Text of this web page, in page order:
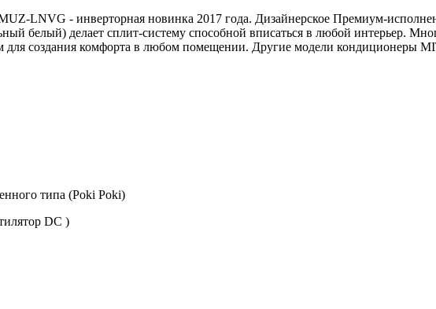
LNVG - инверторная новинка 2017 года. Дизайнерское Премиум-
белый) делает сплит-систему способной вписаться в любой интерьер.
создания комфорта в любом помещении. Другие модели кондиционеры
типа (Poki Poki)
DC )